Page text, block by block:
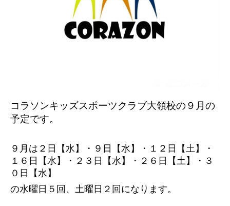
コラソンキッズスポーツクラブ大領校の９ 月の
予定です。
９月は２日【水】・９日【水】・１２日【土】・
１６日【水】・２３日【水】・２６日【土】・３
０日【水】
の水曜日５回、土曜日２回になります。